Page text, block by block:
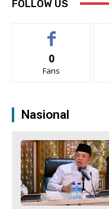
FOLLOW US
0
Fans
Nasional